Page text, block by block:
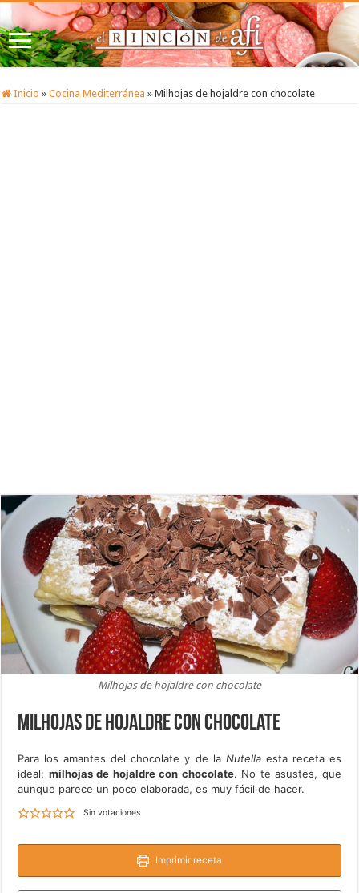
Inicio » Cocina Mediterránea » Milhojas de hojaldre con chocolate
Milhojas de hojaldre con chocolate
Milhojas de hojaldre con chocolate
Para los amantes del chocolate y de la Nutellaesta receta es
ideal: milhojas de hojaldre con chocolate. No te asustes, que
aunque parece un poco elaborada, es muy fácil de hacer.
Sin votaciones
Imprimir receta